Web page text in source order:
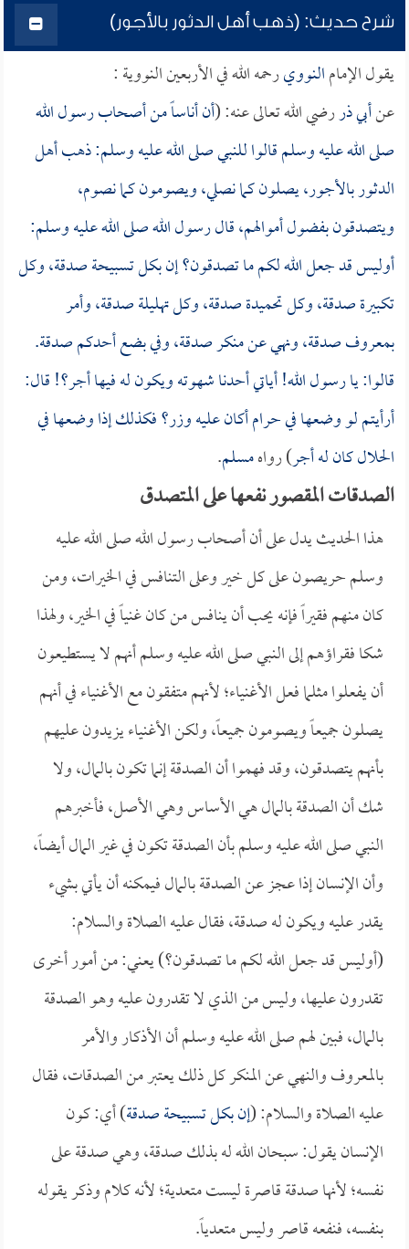
شرح حديث: (ذهب أهل الدثور بالأجور)
يقول الإمامالنوويرحمه الله في الأربعين النووية :
عنأبي ذررضي الله تعالى عنه: (أن أناساً من أصحاب رسول الله
صلى الله عليه وسلم قالوا للنبي صلى الله عليه وسلم: ذهب أهل
الدثور بالأجور، يصلون كما نصلي، ويصومون كما نصوم،
ويتصدقون بفضول أموالهم، قال رسول الله صلى الله عليه وسلم:
أوليس قد جعل الله لكم ما تصدقون؟ إن بكل تسبيحة صدقة، وكل
تكبيرة صدقة، وكل تحميدة صدقة، وكل تهليلة صدقة، وأمر
بمعروف صدقة، ونهي عن منكر صدقة، وفي بضع أحدكم صدقة.
قالوا: يا رسول الله! أياتي أحدنا شهوته ويكون له فيها أجر؟! قال:
أرأيتم لو وضعها في حرام أكان عليه وزر؟ فكذلك إذا وضعها في
الحلال كان له أجر) رواهمسلم.
الصدقات المقصور نفعها على المتصدق
هذا الحديث يدل على أن أصحاب رسول الله صلى الله عليه
وسلم حريصون على كل خير وعلى التنافس في الخيرات، ومن
كان منهم فقيراً فإنه يحب أن ينافس من كان غنياً في الخير، ولهذا
شكا فقراؤهم إلى النبي صلى الله عليه وسلم أنهم لا يستطيعون
أن يفعلوا مثلما فعل الأغنياء؛ لأنهم متفقون مع الأغنياء في أنهم
يصلون جميعاً ويصومون جميعاً، ولكن الأغنياء يزيدون عليهم
بأنهم يتصدقون، وقد فهموا أن الصدقة إنما تكون بالمال، ولا
شك أن الصدقة بالمال هي الأساس وهي الأصل، فأخبرهم
النبي صلى الله عليه وسلم بأن الصدقة تكون في غير المال أيضاً،
وأن الإنسان إذا عجز عن الصدقة بالمال فيمكنه أن يأتي بشيء
يقدر عليه ويكون له صدقة، فقال عليه الصلاة والسلام:
(أوليس قد جعل الله لكم ما تصدقون؟) يعني: من أمور أخرى
تقدرون عليها، وليس من الذي لا تقدرون عليه وهو الصدقة
بالمال، فبين لهم صلى الله عليه وسلم أن الأذكار والأمر
بالمعروف والنهي عن المنكر كل ذلك يعتبر من الصدقات، فقال
عليه الصلاة والسلام: (إن بكل تسبيحة صدقة) أي: كون
الإنسان يقول: سبحان الله له بذلك صدقة، وهي صدقة على
نفسه؛ لأنها صدقة قاصرة ليست متعدية؛ لأنه كلام وذكر يقوله
بنفسه، فنفعه قاصر وليس متعدياً.